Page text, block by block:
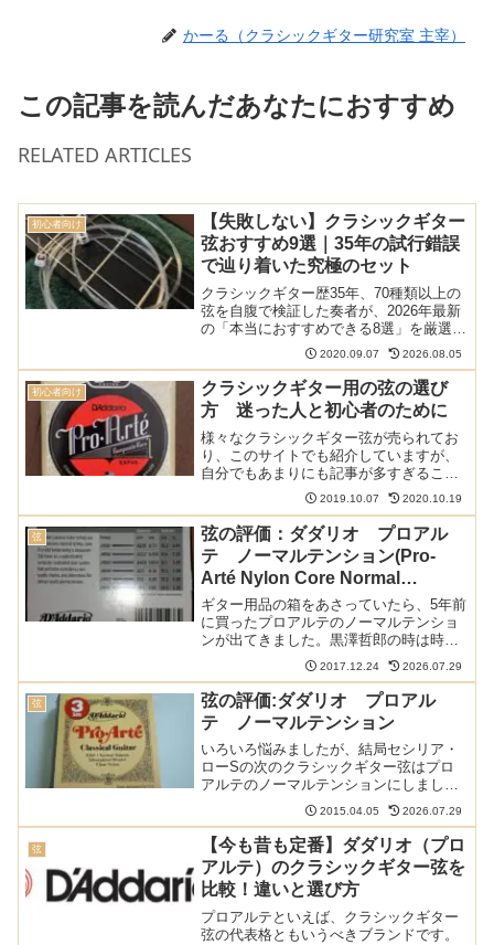
かーる（クラシックギター研究室 主宰）
この記事を読んだあなたにおすすめ
RELATED ARTICLES
初心者向け
【失敗しない】クラシックギター
弦おすすめ9選｜35年の試行錯誤
で辿り着いた究極のセット
クラシックギター歴35年、70種類以上の
弦を自腹で検証した奏者が、2026年最新
の「本当におすすめできる8選」を厳選。
定番のプロアルテから最新カーボン弦、
指が楽な低張力弦まで、目的別にプロの
視点で本音レビュー。種類が多すぎて選
べない方のための、失敗しない正解ガイ
ドです。
2020.09.07 2026.08.05
初心者向け
クラシックギター用の弦の選び
方 迷った人と初心者のために
様々なクラシックギター弦が売られてお
り、このサイトでも紹介していますが、
自分でもあまりにも記事が多すぎること
もあり、どう選んでいいのか難しいと感
じます。弦を変えてみたいけどどれにし
たらいいのかとっかかりがわからないと
いう人や初心者の方向けに...
2019.10.07 2020.10.19
弦
弦の評価：ダダリオ プロアル
テ ノーマルテンション(Pro-
Arté Nylon Core Normal
Tension EJ45)
ギター用品の箱をあさっていたら、5年前
に買ったプロアルテのノーマルテンショ
ンが出てきました。黒澤哲郎の時は時々
張っていましたが、桜井マエストロRFに
してからはご無沙汰だったプロアルテ、
せっかくなので張ってみたら意外といい
感じでしたのでレビュ...
2017.12.24 2026.07.29
弦
弦の評価:ダダリオ プロアル
テ ノーマルテンション
いろいろ悩みましたが、結局セシリア・
ローSの次のクラシックギター弦はプロ
アルテのノーマルテンションにしまし
た。クラシックギター弦のデファクトで
す。 以下の記事で本サイトの弦のレビュ
ー（70種類以上）や感想、情報記事をま
とめています:迷ったと...
2015.04.05 2026.07.29
弦
【今も昔も定番】ダダリオ（プロ
アルテ）のクラシックギター弦を
比較！違いと選び方
プロアルテといえば、クラシックギター
弦の代表格ともいうべきブランドです。